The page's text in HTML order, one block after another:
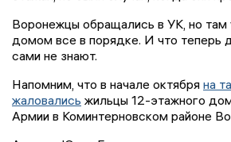
Воронежцы обращались в УК, но там
домом все в порядке. И что теперь
сами не знают.
Напомним, что в начале октября на
жаловались жильцы 12-этажного
Армии в Коминтерновском районе